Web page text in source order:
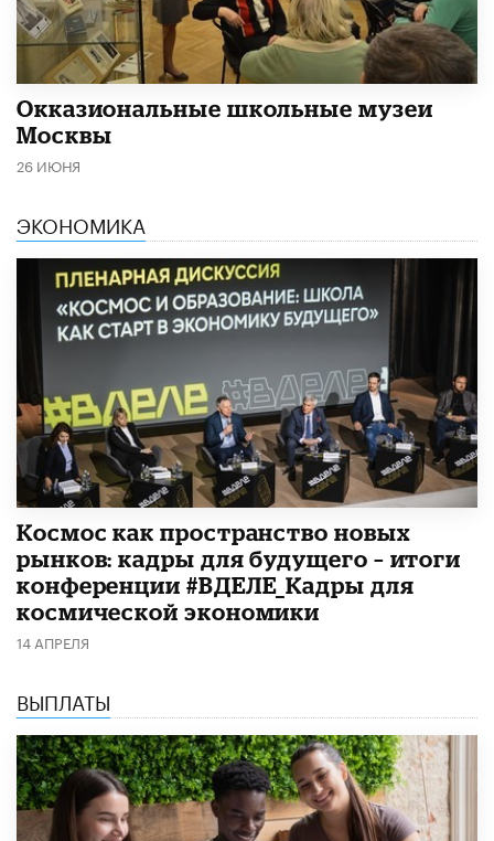
​Окказиональные школьные музеи
Москвы
26 ИЮНЯ
ЭКОНОМИКА
Космос как пространство новых
рынков: кадры для будущего – итоги
конференции #ВДЕЛЕ_Кадры для
космической экономики
14 АПРЕЛЯ
ВЫПЛАТЫ